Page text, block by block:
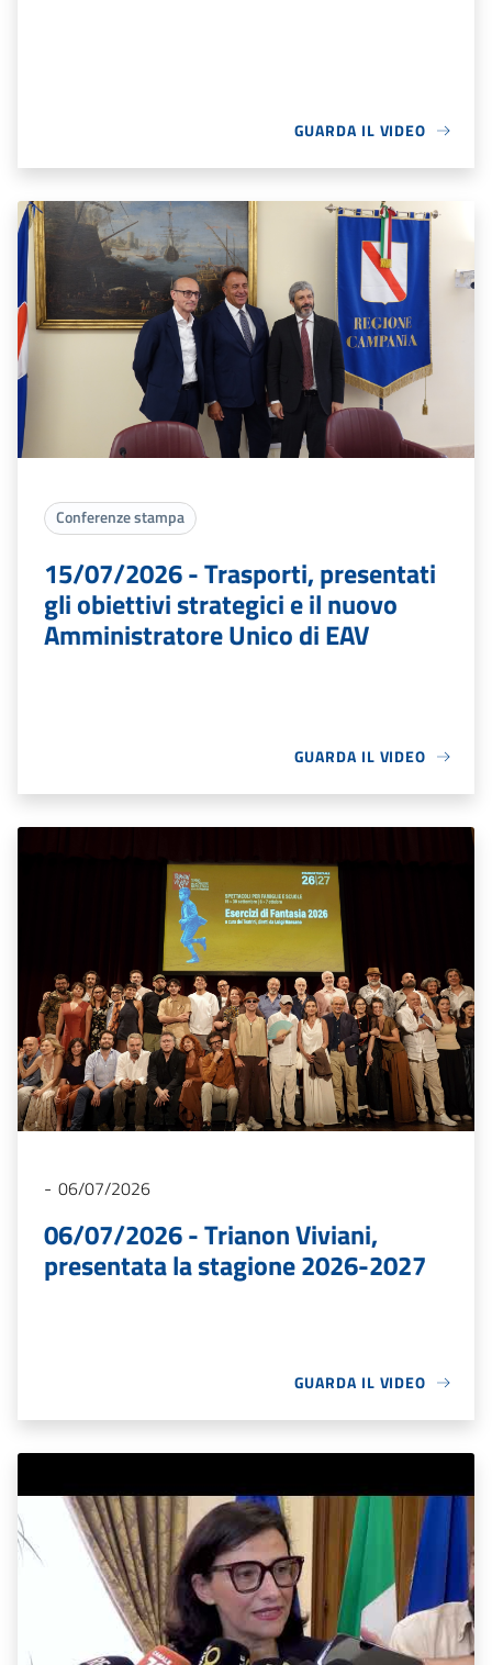
GUARDA IL VIDEO
Conferenze stampa
15/07/2026 - Trasporti, presentati
gli obiettivi strategici e il nuovo
Amministratore Unico di EAV
GUARDA IL VIDEO
- 06/07/2026
06/07/2026 - Trianon Viviani,
presentata la stagione 2026-2027
GUARDA IL VIDEO